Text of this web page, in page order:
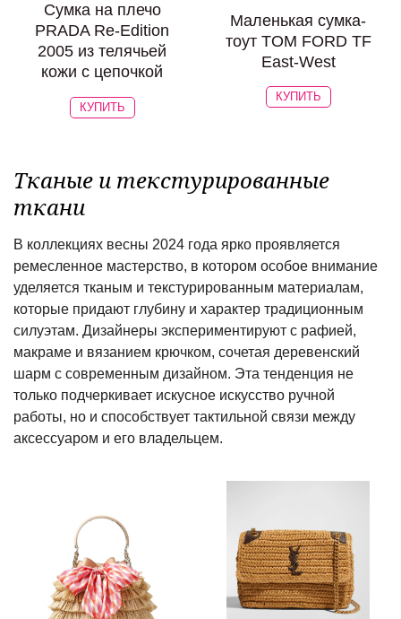
Сумка на плечо
PRADA Re-Edition
2005 из телячьей
кожи с цепочкой
КУПИТЬ
Маленькая сумка-
тоут TOM FORD TF
East-West
КУПИТЬ
Тканые и текстурированные
ткани
В коллекциях весны 2024 года ярко проявляется
ремесленное мастерство, в котором особое внимание
уделяется тканым и текстурированным материалам,
которые придают глубину и характер традиционным
силуэтам. Дизайнеры экспериментируют с рафией,
макраме и вязанием крючком, сочетая деревенский
шарм с современным дизайном. Эта тенденция не
только подчеркивает искусное искусство ручной
работы, но и способствует тактильной связи между
аксессуаром и его владельцем.